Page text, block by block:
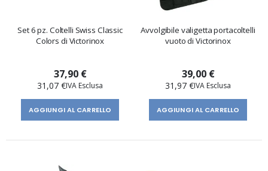
Set 6 pz. Coltelli Swiss Classic
Colors di Victorinox
37,90 €
31,07 €
AGGIUNGI AL CARRELLO
Avvolgibile valigetta portacoltelli
vuoto di Victorinox
39,00 €
31,97 €
AGGIUNGI AL CARRELLO